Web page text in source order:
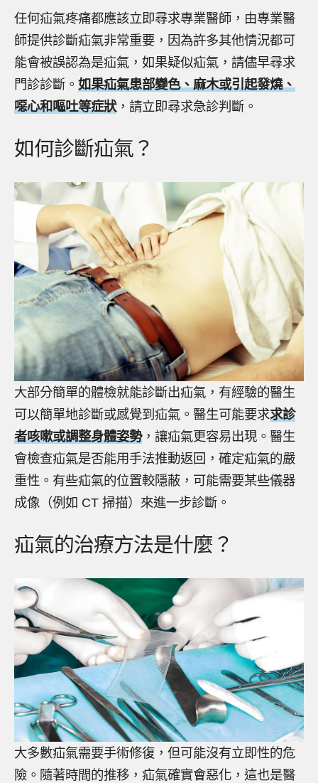
任何疝氣疼痛都應該立即尋求專業醫師，由專業醫
師提供診斷疝氣非常重要，因為許多其他情況都可
能會被誤認為是疝氣，如果疑似疝氣，請儘早尋求
門診診斷。 如果疝氣患部變色、麻木或引起發燒、
噁心和嘔吐等症狀，請立即尋求急診判斷。
如何診斷疝氣？
大部分簡單的體檢就能診斷出疝氣，有經驗的醫生
可以簡單地診斷或感覺到疝氣。醫生可能要求求診
者咳嗽或調整身體姿勢，讓疝氣更容易出現。醫生
會檢查疝氣是否能用手法推動返回，確定疝氣的嚴
重性。有些疝氣的位置較隱蔽，可能需要某些儀器
成像（例如 CT 掃描）來進一步診斷。
疝氣的治療方法是什麼？
大多數疝氣需要手術修復，但可能沒有立即性的危
險。隨著時間的推移，疝氣確實會惡化，這也是醫